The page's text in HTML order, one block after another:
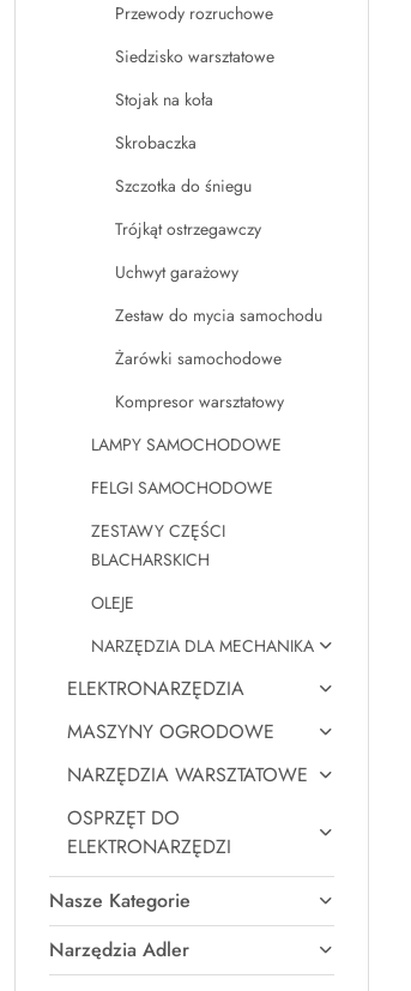
Przewody rozruchowe
Siedzisko warsztatowe
Stojak na koła
Skrobaczka
Szczotka do śniegu
Trójkąt ostrzegawczy
Uchwyt garażowy
Zestaw do mycia samochodu
Żarówki samochodowe
Kompresor warsztatowy
LAMPY SAMOCHODOWE
FELGI SAMOCHODOWE
ZESTAWY CZĘŚCI
BLACHARSKICH
OLEJE
NARZĘDZIA DLA MECHANIKA
ELEKTRONARZĘDZIA
MASZYNY OGRODOWE
NARZĘDZIA WARSZTATOWE
OSPRZĘT DO
ELEKTRONARZĘDZI
Nasze Kategorie
Narzędzia Adler